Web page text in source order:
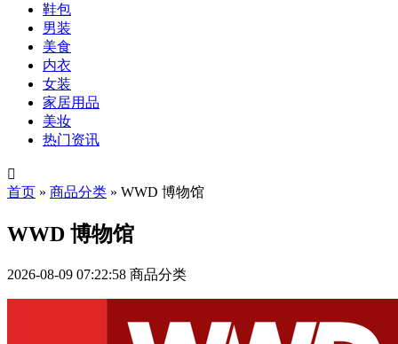
鞋包
男装
美食
内衣
女装
家居用品
美妆
热门资讯

首页 » 商品分类 » WWD 博物馆
WWD 博物馆
2026-08-09 07:22:58 商品分类